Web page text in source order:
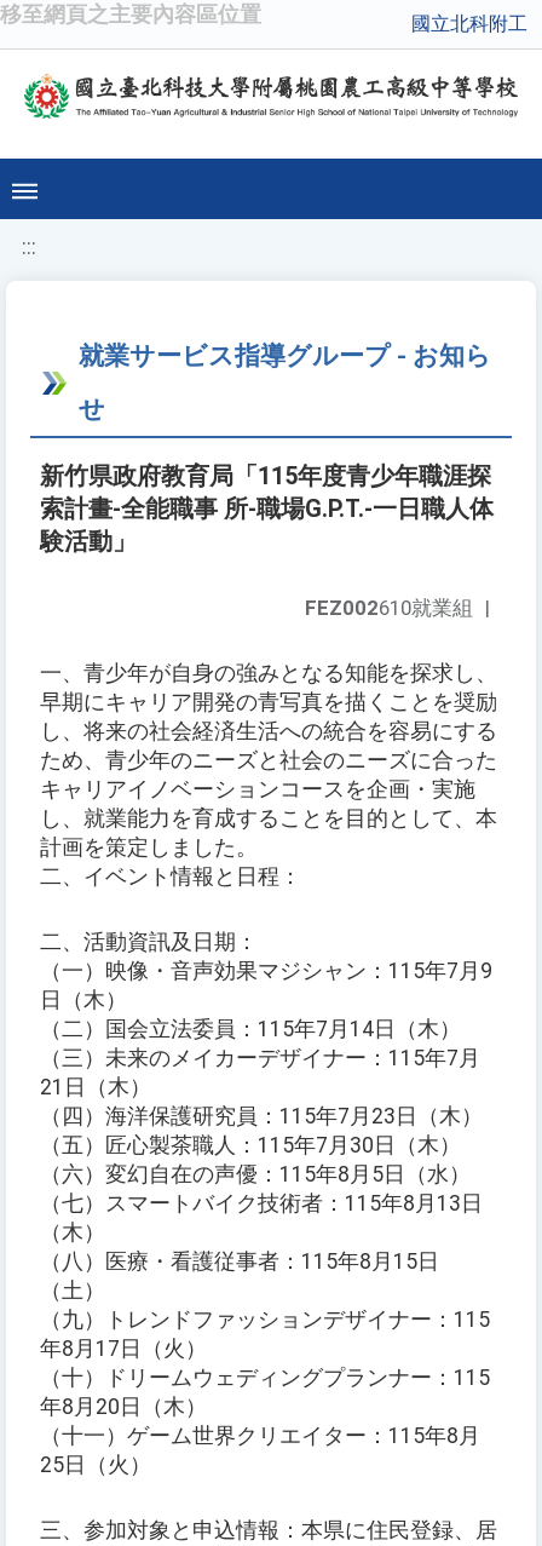
移至網頁之主要內容區位置 國立北科附工
:::
就業サービス指導グループ - お知ら
せ
新竹県政府教育局「115年度青少年職涯探
索計畫-全能職事 所-職場G.P.T.-一日職人体
験活動」
FEZ002610就業組 |
一、青少年が自身の強みとなる知能を探求し、
早期にキャリア開発の青写真を描くことを奨励
し、将来の社会経済生活への統合を容易にする
ため、青少年のニーズと社会のニーズに合った
キャリアイノベーションコースを企画・実施
し、就業能力を育成することを目的として、本
計画を策定しました。
二、イベント情報と日程：
二、活動資訊及日期：
（一）映像・音声効果マジシャン：115年7月9
日（木）
（二）国会立法委員：115年7月14日（木）
（三）未来のメイカーデザイナー：115年7月
21日（木）
（四）海洋保護研究員：115年7月23日（木）
（五）匠心製茶職人：115年7月30日（木）
（六）変幻自在の声優：115年8月5日（水）
（七）スマートバイク技術者：115年8月13日
（木）
（八）医療・看護従事者：115年8月15日
（土）
（九）トレンドファッションデザイナー：115
年8月17日（火）
（十）ドリームウェディングプランナー：115
年8月20日（木）
（十一）ゲーム世界クリエイター：115年8月
25日（火）
三、参加対象と申込情報：本県に住民登録、居